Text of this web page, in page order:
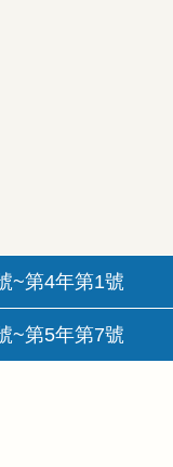
~第4年第1號
~第5年第7號